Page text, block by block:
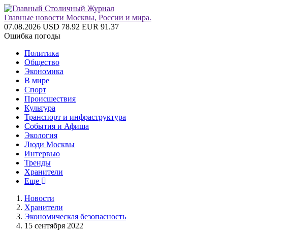
Главные новости Москвы, России и мира.
07.08.2026 USD 78.92 EUR 91.37
Ошибка погоды
Политика
Общество
Экономика
В мире
Спорт
Происшествия
Культура
Транспорт и инфраструктура
События и Афиша
Экология
Люди Москвы
Интервью
Тренды
Хранители
Еще
Новости
Хранители
Экономическая безопасность
15 сентября 2022